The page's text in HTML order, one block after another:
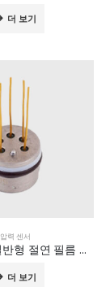
더 보기
압력 센서
WPAK66 일반형 절연 필름 압력 센서
더 보기